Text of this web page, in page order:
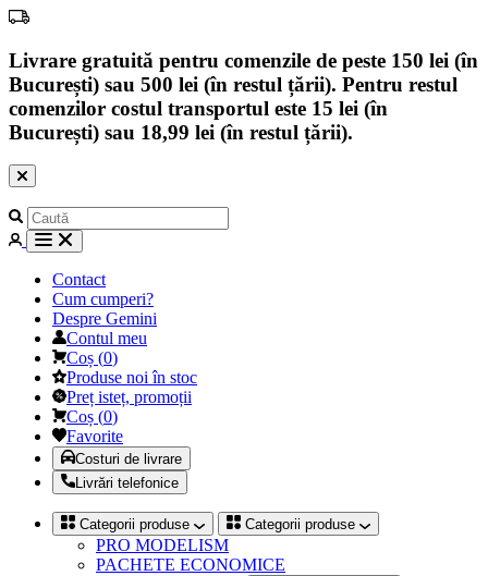
Livrare gratuită pentru comenzile de peste 150 lei (în
București) sau 500 lei (în restul țării). Pentru restul
comenzilor costul transportul este 15 lei (în
București) sau 18,99 lei (în restul țării).
Contact
Cum cumperi?
Despre Gemini
Contul meu
Coș (0)
Produse noi în stoc
Preț isteț, promoții
Coș (0)
Favorite
Costuri de livrare
Livrări telefonice
Categorii produse Categorii produse
PRO MODELISM
PACHETE ECONOMICE